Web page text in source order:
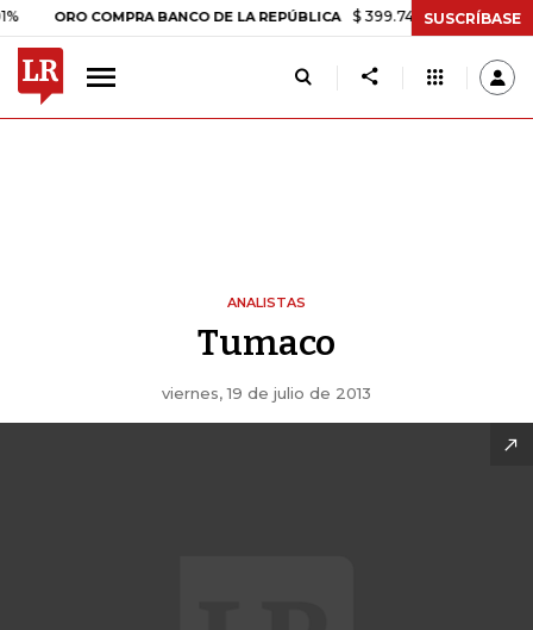
ORO COMPRA BANCO DE LA REPÚBLICA $ 399.745,16 +$ 2.295,71
SUSCRÍBASE
ANALISTAS
Tumaco
viernes, 19 de julio de 2013